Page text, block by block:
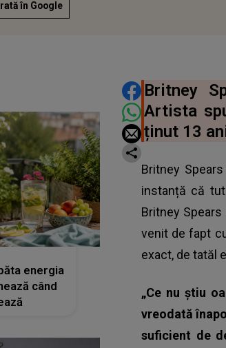
în Google
DISTRIBUIE
Britney
Artista
ținut 13
Britney
instanță că
Britney
venit de fapt
exact, de tatăl
„Ce nu ştiu
vreodată
suficient de
energia
când